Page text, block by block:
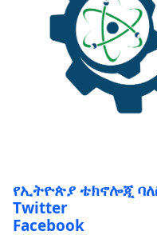
Twitter
Facebook
Youtube